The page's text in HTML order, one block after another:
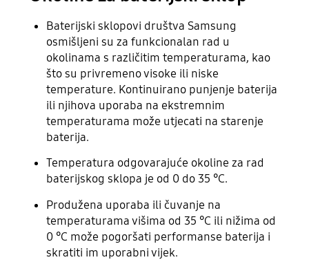
Baterijski sklopovi društva Samsung
osmišljeni su za funkcionalan rad u
okolinama s različitim temperaturama, kao
što su privremeno visoke ili niske
temperature. Kontinuirano punjenje baterija
ili njihova uporaba na ekstremnim
temperaturama može utjecati na starenje
baterija.
Temperatura odgovarajuće okoline za rad
baterijskog sklopa je od 0 do 35 °C.
Produžena uporaba ili čuvanje na
temperaturama višima od 35 °C ili nižima od
0 °C može pogoršati performanse baterija i
skratiti im uporabni vijek.